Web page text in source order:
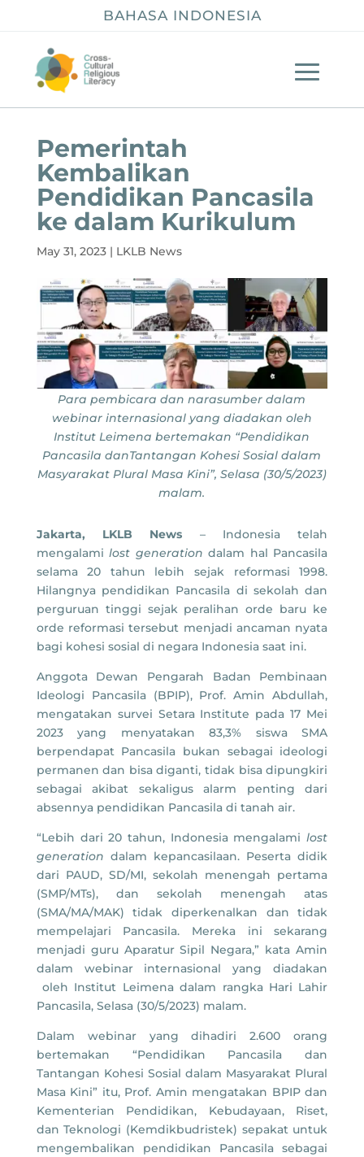
BAHASA INDONESIA
Pemerintah
Kembalikan
Pendidikan Pancasila
ke dalam Kurikulum
May 31, 2023| LKLB News
Para pembicara dan narasumber dalam
webinar internasional yang diadakan oleh
Institut Leimena bertemakan “Pendidikan
Pancasila danTantangan Kohesi Sosial dalam
Masyarakat Plural Masa Kini”, Selasa (30/5/2023)
malam.
Jakarta, LKLB News – Indonesia telah
mengalamilost generation dalam hal Pancasila
selama 20 tahun lebih sejak reformasi 1998.
Hilangnya pendidikan Pancasila di sekolah dan
perguruan tinggi sejak peralihan orde baru ke
orde reformasi tersebut menjadi ancaman nyata
bagi kohesi sosial di negara Indonesia saat ini.
Anggota Dewan Pengarah Badan Pembinaan
Ideologi Pancasila (BPIP), Prof. Amin Abdullah,
mengatakan survei Setara Institute pada 17 Mei
2023 yang menyatakan 83,3% siswa SMA
berpendapat Pancasila bukan sebagai ideologi
permanen dan bisa diganti, tidak bisa dipungkiri
sebagai akibat sekaligus alarm penting dari
absennya pendidikan Pancasila di tanah air.
“Lebih dari 20 tahun, Indonesia mengalamilost
generation dalam kepancasilaan. Peserta didik
dari PAUD, SD/MI, sekolah menengah pertama
(SMP/MTs), dan sekolah menengah atas
(SMA/MA/MAK) tidak diperkenalkan dan tidak
mempelajari Pancasila. Mereka ini sekarang
menjadi guru Aparatur Sipil Negara,” kata Amin
dalam webinar internasional yang diadakan
oleh Institut Leimena dalam rangka Hari Lahir
Pancasila, Selasa (30/5/2023) malam.
Dalam webinar yang dihadiri 2.600 orang
bertemakan “Pendidikan Pancasila dan
Tantangan Kohesi Sosial dalam Masyarakat Plural
Masa Kini” itu, Prof. Amin mengatakan BPIP dan
Kementerian Pendidikan, Kebudayaan, Riset,
dan Teknologi (Kemdikbudristek) sepakat untuk
mengembalikan pendidikan Pancasila sebagai